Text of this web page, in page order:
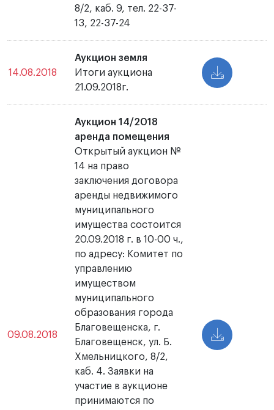
8/2, каб. 9, тел. 22-37-
13, 22-37-24
14.08.2018
Аукцион земля
Итоги аукциона
21.09.2018г.
09.08.2018
Аукцион 14/2018
аренда помещения
Открытый аукцион №
14 на право
заключения договора
аренды недвижимого
муниципального
имущества состоится
20.09.2018 г. в 10-00 ч.,
по адресу: Комитет по
управлению
имуществом
муниципального
образования города
Благовещенска, г.
Благовещенск, ул. Б.
Хмельницкого, 8/2,
каб. 4. Заявки на
участие в аукционе
принимаются по